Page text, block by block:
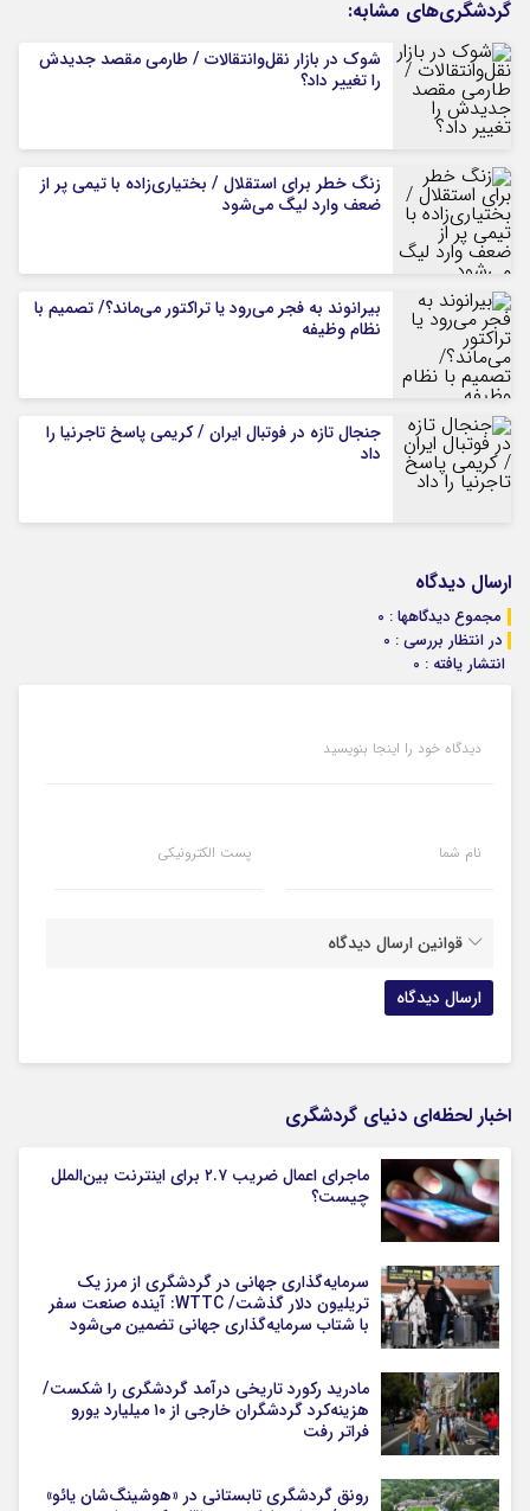
گردشگری‌های مشابه:
شوک در بازار نقل‌وانتقالات / طارمی مقصد جدیدش
را تغییر داد؟
زنگ خطر برای استقلال / بختیاری‌زاده با تیمی پر از
ضعف وارد لیگ می‌شود
بیرانوند به فجر می‌رود یا تراکتور می‌ماند؟/ تصمیم با
نظام وظیفه
جنجال تازه در فوتبال ایران / کریمی پاسخ تاجرنیا را
داد
ارسال دیدگاه
مجموع دیدگاهها : 0
در انتظار بررسی : 0
انتشار یافته : 0
دیدگاه خود را اینجا بنویسید
نام شما پست الکترونیکی
قوانین ارسال دیدگاه
اخبار لحظه‌ای دنیای گردشگری
ماجرای اعمال ضریب ۲.۷ برای اینترنت بین‌الملل
چیست؟
سرمایه‌گذاری جهانی در گردشگری از مرز یک
تریلیون دلار گذشت/ WTTC: آینده صنعت سفر
با شتاب سرمایه‌گذاری جهانی تضمین می‌شود
مادرید رکورد تاریخی درآمد گردشگری را شکست/
هزینه‌کرد گردشگران خارجی از ۱۰ میلیارد یورو
فراتر رفت
رونق گردشگری تابستانی در «هوشینگ‌شان یائو»